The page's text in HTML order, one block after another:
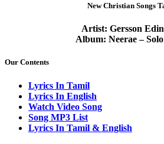
New Christian Songs
Artist: Gersson
Album: Neerae – Solo
Our Contents
Lyrics In Tamil
Lyrics In English
Watch Video Song
Song MP3 List
Lyrics In Tamil & English